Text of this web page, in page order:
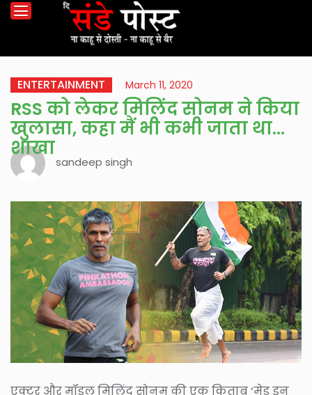
ENTERTAINMENT March 11, 2020
RSS को लेकर मिलिंद सोनम ने किया
खुलासा, कहा मैं भी कभी जाता था
शाखा
sandeep singh
एक्टर और मॉडल मिलिंद सोनम की एक किताब ‘मेड इन